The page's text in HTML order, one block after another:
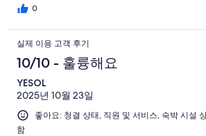
0
실제 이용 고객 후기
10/10 - 훌륭해요
YESOL
2025년 10월 23일
좋아요: 청결 상태, 직원 및 서비스, 숙박 시설
함